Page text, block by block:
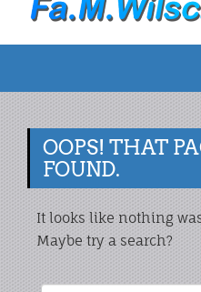
OOPS! THAT
FOUND.
It looks like nothing
Maybe try a search?